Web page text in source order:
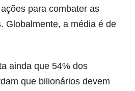
para combater as
Globalmente, a média é de
ainda que 54% dos
que bilionários devem